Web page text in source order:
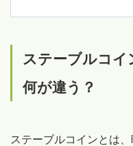
ステーブルコイ
何が違う？
ステーブルコインとは